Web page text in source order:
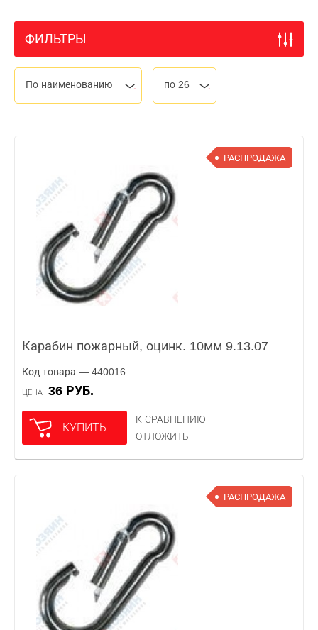
ФИЛЬТРЫ
По наименованию по 26
РАСПРОДАЖА
Карабин пожарный, оцинк. 10мм 9.13.07
Код товара — 440016
ЦЕНА 36 РУБ.
КУПИТЬ
К СРАВНЕНИЮ
ОТЛОЖИТЬ
РАСПРОДАЖА